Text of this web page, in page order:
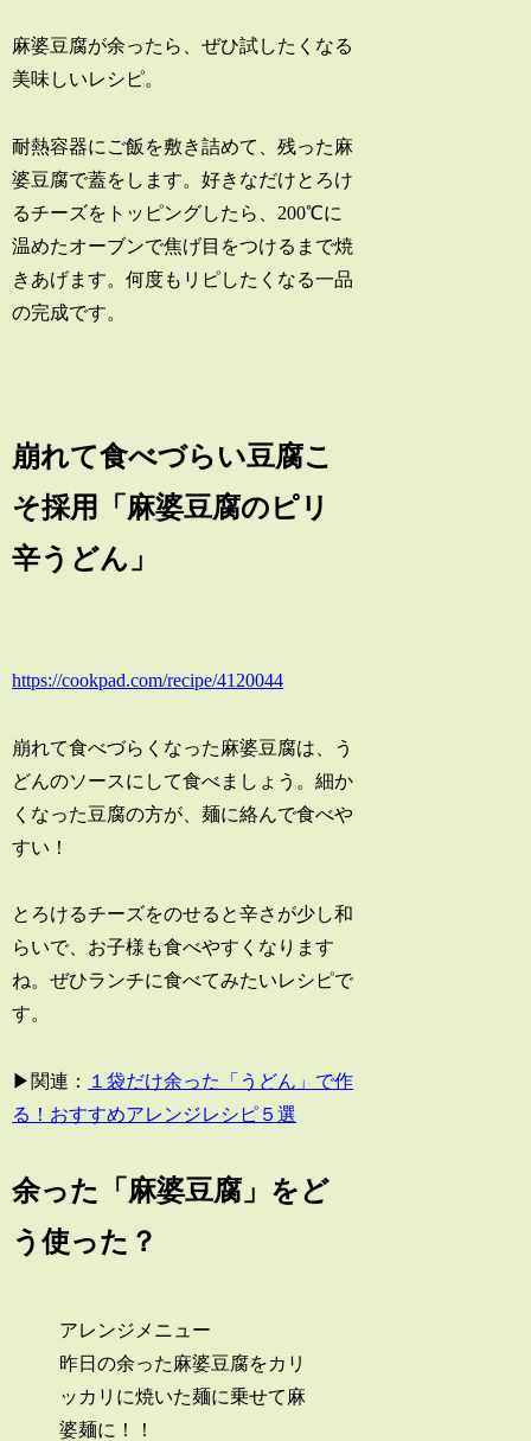
麻婆豆腐が余ったら、ぜひ試したくなる
美味しいレシピ。
耐熱容器にご飯を敷き詰めて、残った麻
婆豆腐で蓋をします。好きなだけとろけ
るチーズをトッピングしたら、200℃に
温めたオーブンで焦げ目をつけるまで焼
きあげます。何度もリピしたくなる一品
の完成です。
崩れて食べづらい豆腐こ
そ採用「麻婆豆腐のピリ
辛うどん」
https://cookpad.com/recipe/4120044
崩れて食べづらくなった麻婆豆腐は、う
どんのソースにして食べましょう。細か
くなった豆腐の方が、麺に絡んで食べや
すい！
とろけるチーズをのせると辛さが少し和
らいで、お子様も食べやすくなります
ね。ぜひランチに食べてみたいレシピで
す。
▶関連：
１袋だけ余った「うどん」で作
る！おすすめアレンジレシピ５選
余った「麻婆豆腐」をど
う使った？
アレンジメニュー
昨日の余った麻婆豆腐をカリ
ッカリに焼いた麺に乗せて麻
婆麺に！！